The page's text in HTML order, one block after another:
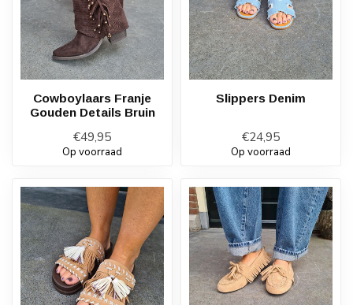
Cowboylaars Franje
Gouden Details Bruin
€49,95
Op voorraad
Slippers Denim
€24,95
Op voorraad